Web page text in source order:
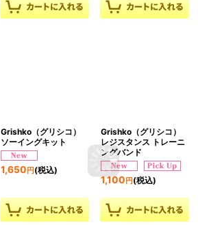
Grishko（グリシコ）
ソーイングキット
1,650 円(税込)
Grishko（グリシコ）
レジスタンス トレーニ
ングバンド
1,100 円(税込)